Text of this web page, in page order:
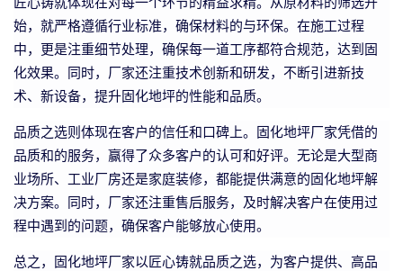
始，就严格遵循行业标准，确保材料的与环保。在施工过程
中，更是注重细节处理，确保每一道工序都符合规范，达到固
化效果。同时，厂家还注重技术创新和研发，不断引进新技
术、新设备，提升固化地坪的性能和品质。
品质之选则体现在客户的信任和口碑上。固化地坪厂家凭借的
品质和的服务，赢得了众多客户的认可和好评。无论是大型商
业场所、工业厂房还是家庭装修，都能提供满意的固化地坪解
决方案。同时，厂家还注重售后服务，及时解决客户在使用过
程中遇到的问题，确保客户能够放心使用。
总之，固化地坪厂家以匠心铸就品质之选，为客户提供、高品